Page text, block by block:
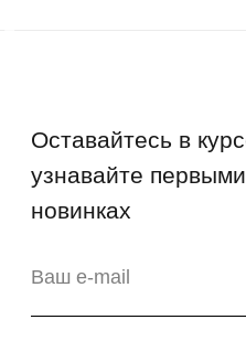
Copyright © 2026 - TOTS Distribution Group
№83312 от 19.01.2018 года